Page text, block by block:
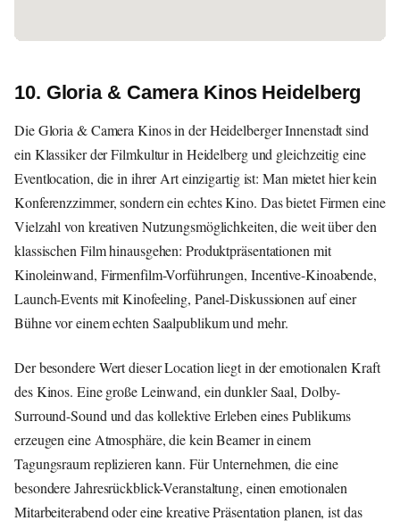
10. Gloria & Camera Kinos Heidelberg
Die Gloria & Camera Kinos in der Heidelberger Innenstadt sind
ein Klassiker der Filmkultur in Heidelberg und gleichzeitig eine
Eventlocation, die in ihrer Art einzigartig ist: Man mietet hier kein
Konferenzzimmer, sondern ein echtes Kino. Das bietet Firmen eine
Vielzahl von kreativen Nutzungsmöglichkeiten, die weit über den
klassischen Film hinausgehen: Produktpräsentationen mit
Kinoleinwand, Firmenfilm-Vorführungen, Incentive-Kinoabende,
Launch-Events mit Kinofeeling, Panel-Diskussionen auf einer
Bühne vor einem echten Saalpublikum und mehr.
Der besondere Wert dieser Location liegt in der emotionalen Kraft
des Kinos. Eine große Leinwand, ein dunkler Saal, Dolby-
Surround-Sound und das kollektive Erleben eines Publikums
erzeugen eine Atmosphäre, die kein Beamer in einem
Tagungsraum replizieren kann. Für Unternehmen, die eine
besondere Jahresrückblick-Veranstaltung, einen emotionalen
Mitarbeiterabend oder eine kreative Präsentation planen, ist das